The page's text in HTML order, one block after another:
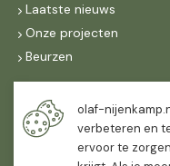
Laatste nieuws
Onze projecten
Beurzen
Maandag t/m vrijdag
07:30-
16:30
olaf-
verbeteren en
ervoor te